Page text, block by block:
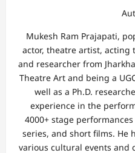
Mukesh Ram Prajapati,
actor, theatre artist, acting
and researcher from
Theatre Art and being a
well as a Ph.D.
experience in the
4000+ stage
series, and short films. He
various cultural events and